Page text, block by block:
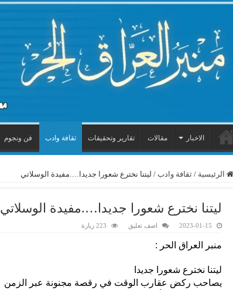
الاخبار مقالات تقارير وتحقيقات ثقافة وادب فن ونجوم
الرئيسية / ثقافة وادب / ليتنا نخترع شعورا جديدا….مفيدة الوسلاتي
ليتنا نخترع شعورا جديدا….مفيدة الوسلاتي
2023-01-15 اضف تعليق 223 زيارة
منبر العراق الحر :
ليتنا نخترع شعورا جديدا
يصاحب ركض عقارب الوقت في رقصة مجنونة عبر الزمن